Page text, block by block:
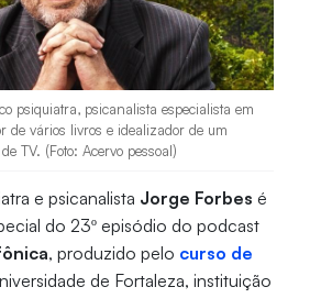
psiquiatra, psicanalista especialista em
de vários livros e idealizador de um
TV. (Foto: Acervo pessoal)
e psicanalista Jorge Forbes é
do 23º episódio do podcast
, produzido pelo curso de
de Fortaleza, instituição